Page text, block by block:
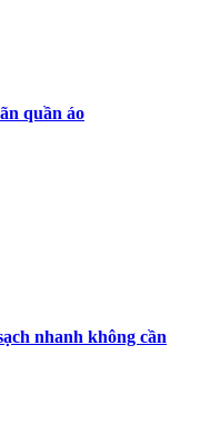
quần áo
nhanh không cần